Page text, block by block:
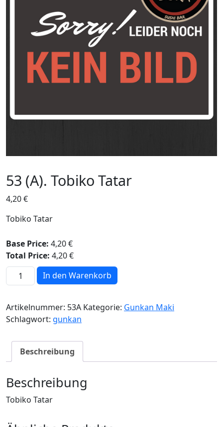
53 (A). Tobiko Tatar
4,20€
Tobiko Tatar
Base Price: 4,20 €
Total Price: 4,20 €
53 (A). Tobiko Tatar Menge
In den Warenkorb
Artikelnummer: 53A Kategorie: Gunkan Maki
Schlagwort: gunkan
Beschreibung
Beschreibung
Tobiko Tatar